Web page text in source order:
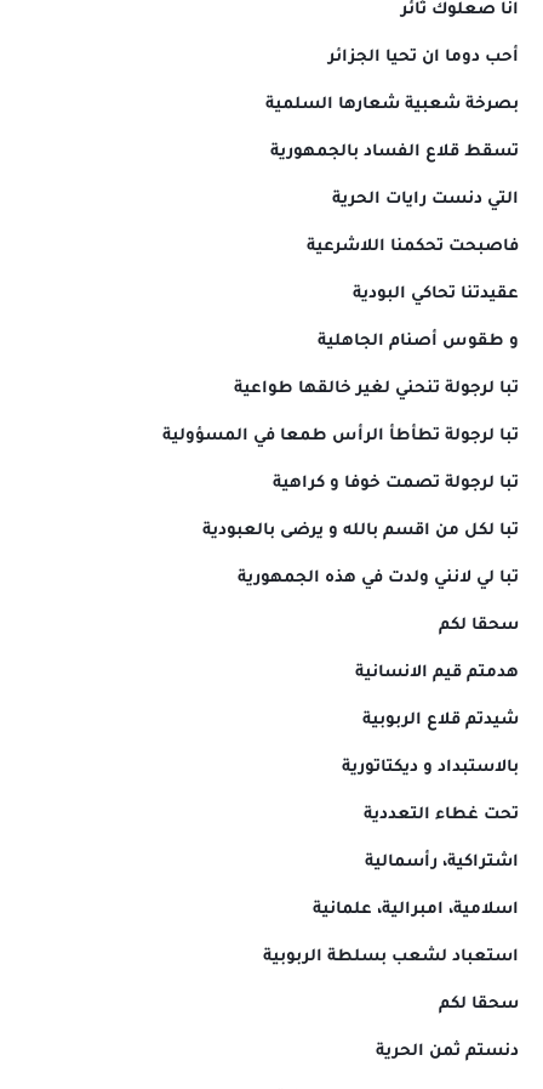
انا صعلوك ثائر
أحب دوما ان تحيا الجزائر
بصرخة شعبية شعارها السلمية
تسقط قلاع الفساد بالجمهورية
التي دنست رايات الحرية
فاصبحت تحكمنا اللاشرعية
عقيدتنا تحاكي البودية
و طقوس أصنام الجاهلية
تبا لرجولة تنحني لغير خالقها طواعية
تبا لرجولة تطأطأ الرأس طمعا في المسؤولية
تبا لرجولة تصمت خوفا و كراهية
تبا لكل من اقسم بالله و يرضى بالعبودية
تبا لي لانني ولدت في هذه الجمهورية
سحقا لكم
هدمتم قيم الانسانية
شيدتم قلاع الربوبية
بالاستبداد و ديكتاتورية
تحت غطاء التعددية
اشتراكية، رأسمالية
اسلامية، امبرالية، علمانية
استعباد لشعب بسلطة الربوبية
سحقا لكم
دنستم ثمن الحرية